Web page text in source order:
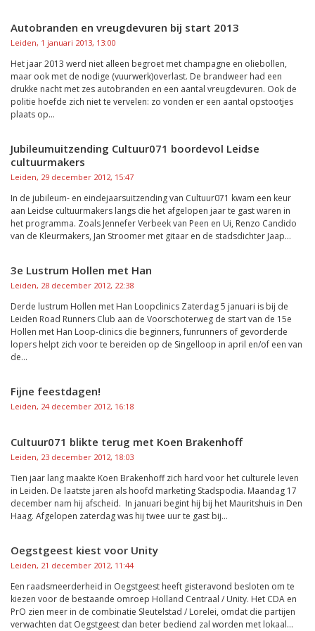
Autobranden en vreugdevuren bij start 2013
Leiden, 1 januari 2013, 13:00
Het jaar 2013 werd niet alleen begroet met champagne en oliebollen,
maar ook met de nodige (vuurwerk)overlast. De brandweer had een
drukke nacht met zes autobranden en een aantal vreugdevuren. Ook de
politie hoefde zich niet te vervelen: zo vonden er een aantal opstootjes
plaats op...
Jubileumuitzending Cultuur071 boordevol Leidse
cultuurmakers
Leiden, 29 december 2012, 15:47
In de jubileum- en eindejaarsuitzending van Cultuur071 kwam een keur
aan Leidse cultuurmakers langs die het afgelopen jaar te gast waren in
het programma. Zoals Jennefer Verbeek van Peen en Ui, Renzo Candido
van de Kleurmakers, Jan Stroomer met gitaar en de stadsdichter Jaap...
3e Lustrum Hollen met Han
Leiden, 28 december 2012, 22:38
Derde lustrum Hollen met Han Loopclinics Zaterdag 5 januari is bij de
Leiden Road Runners Club aan de Voorschoterweg de start van de 15e
Hollen met Han Loop-clinics die beginners, funrunners of gevorderde
lopers helpt zich voor te bereiden op de Singelloop in april en/of een van
de...
Fijne feestdagen!
Leiden, 24 december 2012, 16:18
Cultuur071 blikte terug met Koen Brakenhoff
Leiden, 23 december 2012, 18:03
Tien jaar lang maakte Koen Brakenhoff zich hard voor het culturele leven
in Leiden. De laatste jaren als hoofd marketing Stadspodia. Maandag 17
december nam hij afscheid. In januari begint hij bij het Mauritshuis in Den
Haag. Afgelopen zaterdag was hij twee uur te gast bij...
Oegstgeest kiest voor Unity
Leiden, 21 december 2012, 11:44
Een raadsmeerderheid in Oegstgeest heeft gisteravond besloten om te
kiezen voor de bestaande omroep Holland Centraal / Unity. Het CDA en
PrO zien meer in de combinatie Sleutelstad / Lorelei, omdat die partijen
verwachten dat Oegstgeest dan beter bediend zal worden met lokaal...